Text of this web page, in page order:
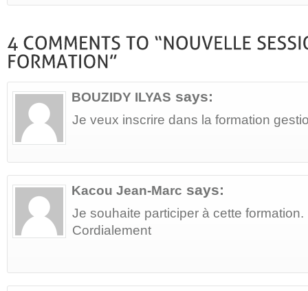
BOUZIDY ILYAS says:
Je veux inscrire dans la formation
Kacou Jean-Marc says:
Je souhaite participer à cette formation.
Cordialement